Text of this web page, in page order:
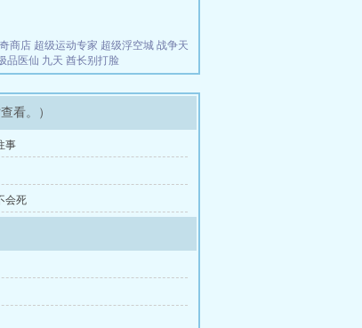
商店 超级运动专家 超级浮空城 战争天
品医仙 九天 酋长别打脸
看。）
事
会死